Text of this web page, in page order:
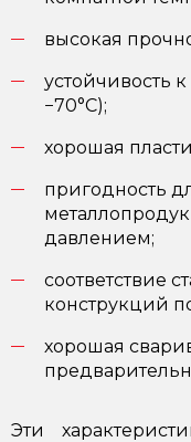
высокая
устойчивость
−70°C);
хорошая
пригодность
давлением;
соответствие
конструкций
хорошая
Эти